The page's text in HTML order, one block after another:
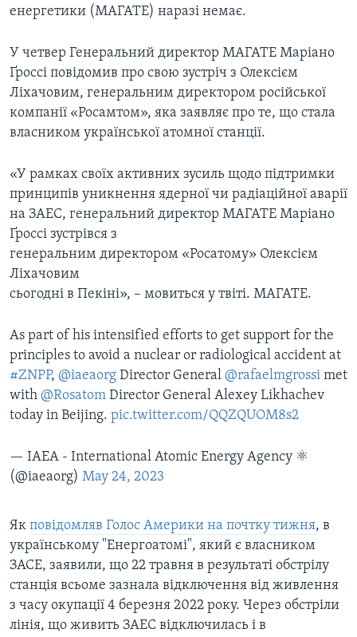
енергетики (МАГАТЕ) наразі немає.
У четвер Генеральний директор МАГАТЕ Маріано
Ґроссі повідомив про свою зустріч з Олексієм
Ліхачовим, генеральним директором російської
компанії «Росамтом», яка заявляє про те, що стала
власником української атомної станції.
«У рамках своїх активних зусиль щодо підтримки
принципів уникнення ядерної чи радіаційної аварії
на ЗАЕС, генеральний директор МАГАТЕ Маріано
Ґроссі зустрівся з
генеральним директором «Росатому» Олексієм
Ліхачовим
сьогодні в Пекіні», – мовиться у твіті. МАГАТЕ.
As part of his intensified efforts to get support for the
principles to avoid a nuclear or radiological accident at
#ZNPP, @iaeaorg Director General @rafaelmgrossi met
with @Rosatom Director General Alexey Likhachev
today in Beijing. pic.twitter.com/QQZQUOM8s2
— IAEA - International Atomic Energy Agency ⚛️
(@iaeaorg) May 24, 2023
Як повідомляв Голос Америки на почтку тижня, в
українському "Енергоатомі", який є власником
ЗАСЕ, заявили, що 22 травня в результаті обстрілу
станція всьоме зазнала відключення від живлення
з часу окупації 4 березня 2022 року. Через обстріли
лінія, що живить ЗАЕС відключилась і в